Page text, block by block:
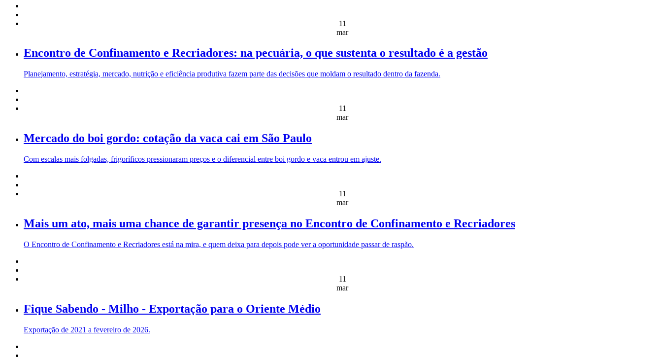
11
mar
Encontro de Confinamento e Recriadores: na pecuária, o que sustenta o resultado é a gestão
Planejamento, estratégia, mercado, nutrição e eficiência produtiva fazem parte das decisões que moldam o resultado dentro da fazenda.
11
mar
Mercado do boi gordo: cotação da vaca cai em São Paulo
Com escalas mais folgadas, frigoríficos pressionaram preços e o diferencial entre boi gordo e vaca entrou em ajuste.
11
mar
Mais um ato, mais uma chance de garantir presença no Encontro de Confinamento e Recriadores
O Encontro de Confinamento e Recriadores está na mira, e quem deixa para depois pode ver a oportunidade passar de raspão.
11
mar
Fique Sabendo - Milho - Exportação para o Oriente Médio
Exportação de 2021 a fevereiro de 2026.